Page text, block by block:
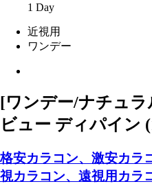
1 Day
近視用
ワンデー
[ワンデー/ナチュ
ビュー ディパイン
格安カラコン、激安カラ
視カラコン、遠視用カラ